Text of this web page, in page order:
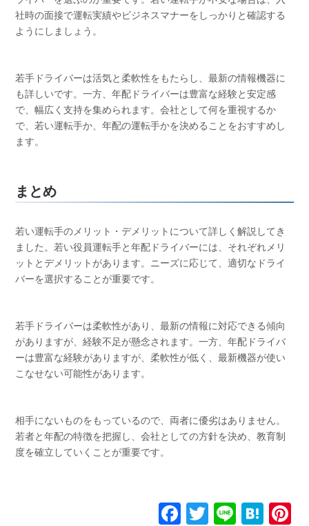
社時の面接で運転実績やビジネスマナーをしっかりと確認する
ようにしましょう。
若手ドライバーは活気と柔軟性をもたらし、最新の情報機器に
も詳しいです。一方、年配ドライバーは豊富な経験と安定感
で、幅広く支持を集められます。会社として何を重視するか
で、若い運転手か、年配の運転手かを決めることをおすすめし
ます。
まとめ
若い運転手のメリット・デメリットについて詳しく解説してき
ました。若い役員運転手と年配ドライバーには、それぞれメリ
ットとデメリットがあります。ニーズに応じて、適切なドライ
バーを選択することが重要です。
若手ドライバーは柔軟性があり、最新の情報に対応できる傾向
がありますが、経験不足が懸念されます。一方、年配ドライバ
ーは豊富な経験がありますが、柔軟性が低く、最新機器が使い
こなせない可能性があります。
相手にないものをもっているので、両者に優劣はありません。
若者と年配の特徴を把握し、会社としての方針を決め、教育制
度を確立していくことが重要です。
F
T
Li
H